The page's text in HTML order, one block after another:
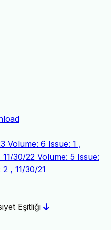
Volume: 6 Issue: 1 ,
11/30/22 Volume: 5 Issue:
, 11/30/21
Eşitliği